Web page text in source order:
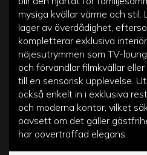
mysiga kvällar värme och stil.
lager av överdådighet,
kompletterar exklusiva
nöjesutrymmen som TV-
och förvandlar filmkvällar
till en sensorisk upplevelse.
också enkelt in i exklusiva
och moderna kontor, vilket
oavsett om det gäller
har oöverträffad elegans.